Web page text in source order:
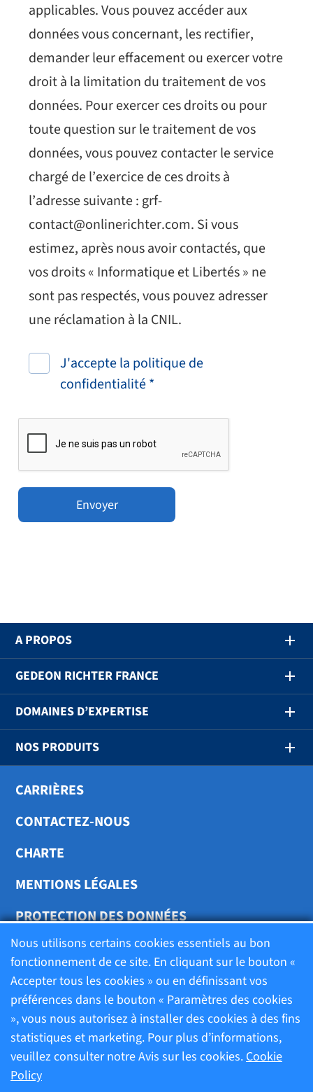
applicables. Vous pouvez accéder aux
données vous concernant, les rectifier,
demander leur effacement ou exercer votre
droit à la limitation du traitement de vos
données. Pour exercer ces droits ou pour
toute question sur le traitement de vos
données, vous pouvez contacter le service
chargé de l’exercice de ces droits à
l’adresse suivante : grf-
contact@onlinerichter.com. Si vous
estimez, après nous avoir contactés, que
vos droits « Informatique et Libertés » ne
sont pas respectés, vous pouvez adresser
une réclamation à la CNIL.
J'accepte la politique de
confidentialité *
A PROPOS
GEDEON RICHTER FRANCE
DOMAINES D’EXPERTISE
NOS PRODUITS
CARRIÈRES
CONTACTEZ-NOUS
CHARTE
MENTIONS LÉGALES
PROTECTION DES DONNÉES
TRANSPARENCE
Charte
Mentions légales
Protection des données
Nous utilisons certains cookies essentiels au bon
fonctionnement de ce site. En cliquant sur le bouton «
Accepter tous les cookies » ou en définissant vos
préférences dans le bouton « Paramètres des cookies
», vous nous autorisez à installer des cookies à des fins
statistiques et marketing. Pour plus d’informations,
veuillez consulter notre Avis sur les cookies.Cookie
Policy